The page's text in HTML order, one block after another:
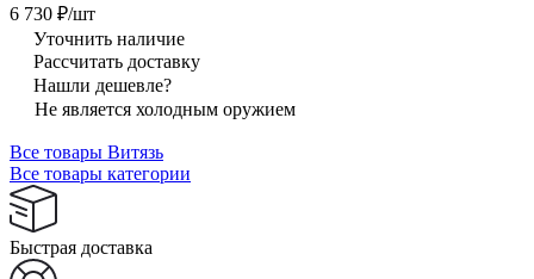
6 730 ₽/шт
Уточнить наличие
Рассчитать доставку
Нашли дешевле?
Не является холодным оружием
Все товары Витязь
Все товары категории
Быстрая доставка